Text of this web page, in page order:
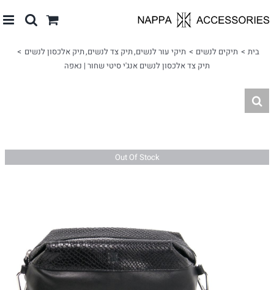
לתוכן
בית תיקים לנשים תיקי עור לנשים תיק צד לנשים תיק אלכסון לנשים
תיק צד אלכסון לנשים אנג'י סיטי שחור | נאפה
Out Of Stock